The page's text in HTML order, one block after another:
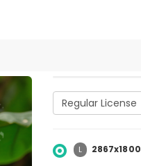
L 2867x1800